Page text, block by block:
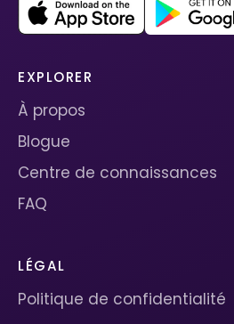
EXPLORER
À propos
Blogue
Centre de connaissances
FAQ
LÉGAL
Politique de confidentialité